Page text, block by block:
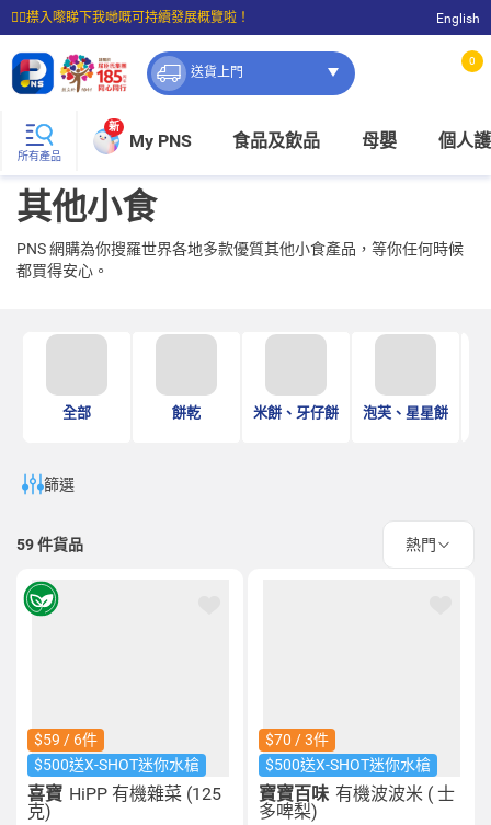
☝🏼㩒入嚟睇下我哋嘅可持續發展概覽啦！
⭐購物滿$399即享免費送貨；滿$100即可免費店取。
English
送貨上門
0
所有產品
新
My PNS 食品及飲品 母嬰 個人
其他小食
PNS 網購為你搜羅世界各地多款優質其他小食產品，等你任何時候
都買得安心。
全部 餅乾 米餅、牙仔餅 泡芙、星星餅
篩選
59件貨品 熱門
$59 / 6件
$500送X-SHOT迷你水槍
喜寶 HiPP 有機雜菜 (125
克)
$70 / 3件
$500送X-SHOT迷你水槍
寶寶百味 有機波波米 ( 士
多啤梨)